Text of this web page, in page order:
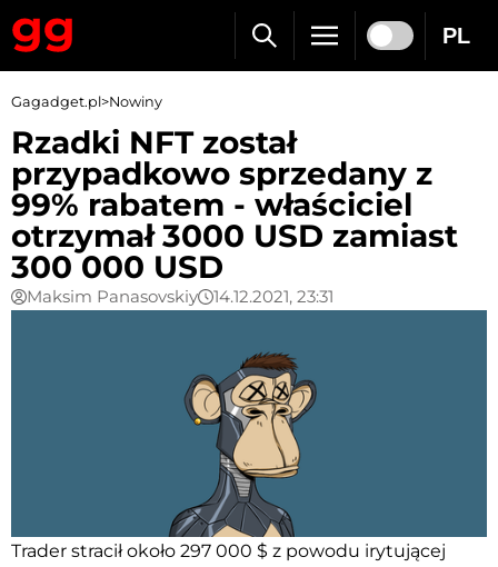
PL
Gagadget.pl>Nowiny
Rzadki NFT został
przypadkowo sprzedany z
99% rabatem - właściciel
otrzymał 3000 USD zamiast
300 000 USD
Maksim Panasovskiy 14.12.2021, 23:31
Trader stracił około 297 000 $ z powodu irytującej